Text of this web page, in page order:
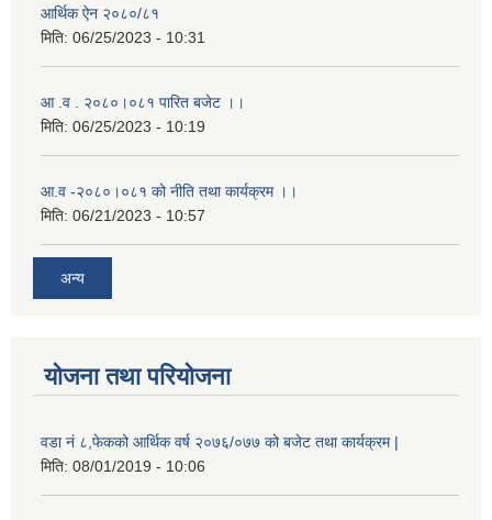
आर्थिक ऐन २०८०/८१
मिति: 06/25/2023 - 10:31
आ .व . २०८०।०८१ पारित बजेट ।।
मिति: 06/25/2023 - 10:19
आ.व -२०८०।०८१ को नीति तथा कार्यक्रम ।।
मिति: 06/21/2023 - 10:57
अन्य
योजना तथा परियोजना
वडा नं ८,फेकको आर्थिक वर्ष २०७६/०७७ को बजेट तथा कार्यक्रम |
मिति: 08/01/2019 - 10:06